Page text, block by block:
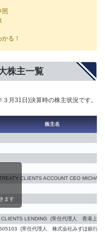
照
る！
株主一覧
31日)決算時の株主状況です。
株主名
CLIENTS ACCOUNT CEO
CLIENTS LENDING (常任代理人 香港上海
(常任代理人 株式会社みずほ銀行決
ます